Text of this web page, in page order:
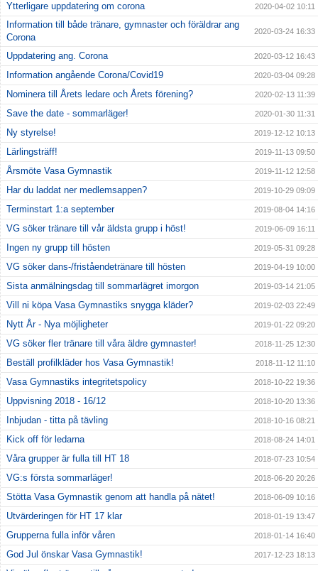
Ytterligare uppdatering om corona 2020-04-02 10:11
Information till både tränare, gymnaster och föräldrar ang
Corona
2020-03-24 16:33
Uppdatering ang. Corona 2020-03-12 16:43
Information angående Corona/Covid19 2020-03-04 09:28
Nominera till Årets ledare och Årets förening? 2020-02-13 11:39
Save the date - sommarläger! 2020-01-30 11:31
Ny styrelse! 2019-12-12 10:13
Lärlingsträff! 2019-11-13 09:50
Årsmöte Vasa Gymnastik 2019-11-12 12:58
Har du laddat ner medlemsappen? 2019-10-29 09:09
Terminstart 1:a september 2019-08-04 14:16
VG söker tränare till vår äldsta grupp i höst! 2019-06-09 16:11
Ingen ny grupp till hösten 2019-05-31 09:28
VG söker dans-/friståendetränare till hösten 2019-04-19 10:00
Sista anmälningsdag till sommarlägret imorgon 2019-03-14 21:05
Vill ni köpa Vasa Gymnastiks snygga kläder? 2019-02-03 22:49
Nytt År - Nya möjligheter 2019-01-22 09:20
VG söker fler tränare till våra äldre gymnaster! 2018-11-25 12:30
Beställ profilkläder hos Vasa Gymnastik! 2018-11-12 11:10
Vasa Gymnastiks integritetspolicy 2018-10-22 19:36
Uppvisning 2018 - 16/12 2018-10-20 13:36
Inbjudan - titta på tävling 2018-10-16 08:21
Kick off för ledarna 2018-08-24 14:01
Våra grupper är fulla till HT 18 2018-07-23 10:54
VG:s första sommarläger! 2018-06-20 20:26
Stötta Vasa Gymnastik genom att handla på nätet! 2018-06-09 10:16
Utvärderingen för HT 17 klar 2018-01-19 13:47
Grupperna fulla inför våren 2018-01-14 16:40
God Jul önskar Vasa Gymnastik! 2017-12-23 18:13